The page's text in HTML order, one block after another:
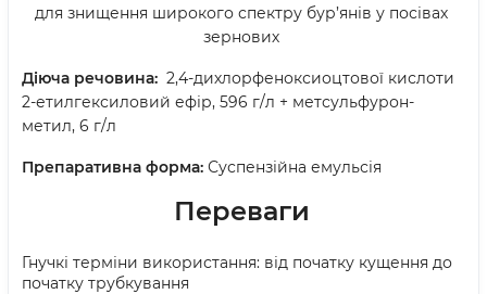
для знищення широкого спектру бур’янів у посівах
зернових
Діюча речовина: 2,4-дихлорфеноксиоцтової кислоти
2-етилгексиловий ефір, 596 г/л + метсульфурон-
метил, 6 г/л
Препаративна форма: Суспензійна емульсія
Переваги
Гнучкі терміни використання: від початку кущення до
початку трубкування